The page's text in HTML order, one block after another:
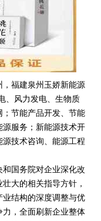
福建泉州玉娇新能源
、风力发电、生物质
节能产品开发、节能
服务；新能源技术开
技术咨询、能源工程
国务院对企业深化改
大的相关指导方针，
结构的深度调整与优
，全面刷新企业整体